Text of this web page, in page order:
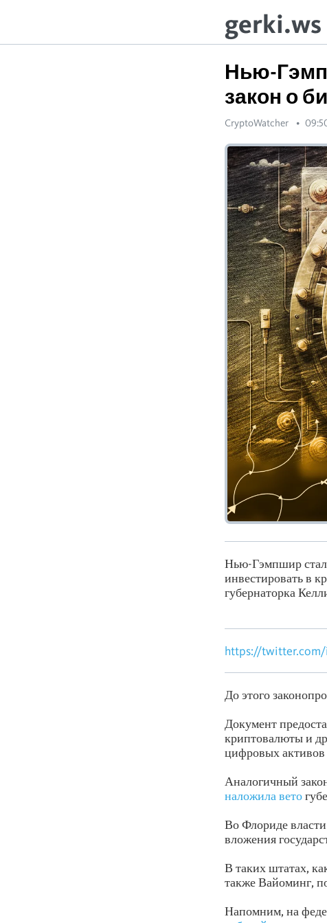
gerki.ws
Нью-
закон о
CryptoWatcher
Нью-Гэмпшир
инвестировать в
губернаторка
https://twitter.com/
До этого
Документ
криптовалюты и
цифровых активов
Аналогичный
наложила вето
Во Флориде власти
вложения
В таких штатах,
также Вайоминг,
Напомним, на